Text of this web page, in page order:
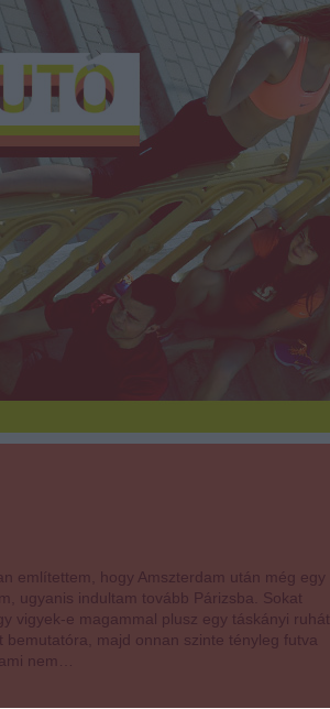
említettem, hogy Amszterdam után még egy
ugyanis indultam tovább Párizsba. Sokat
vigyek-e magammal plusz egy táskányi ruhát,
bemutatóra, majd onnan szinte tényleg futva
nem…